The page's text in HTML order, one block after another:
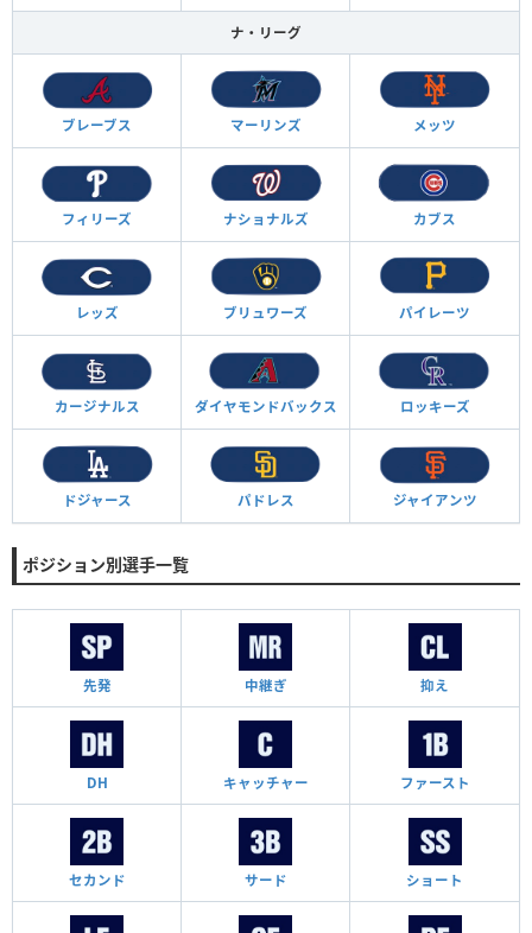
ナ・リーグ
ブレーブス マーリンズ メッツ
フィリーズ ナショナルズ カブス
レッズ ブリュワーズ パイレーツ
カージナルス ダイヤモンドバックス ロッキーズ
ドジャース パドレス ジャイアンツ
ポジション別選手一覧
先発 中継ぎ 抑え
DH キャッチャー ファースト
セカンド サード ショート